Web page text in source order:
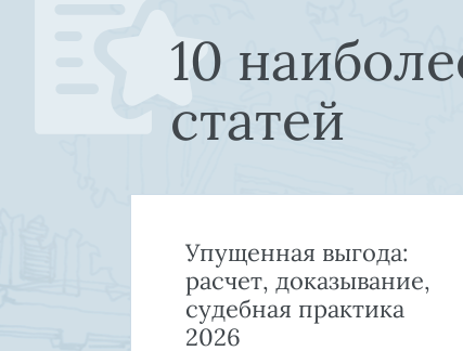
10
статей
Упущенная выгода:
расчет, доказывание,
судебная практика
2026